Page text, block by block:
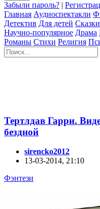
Забыли пароль? |
Главная Аудиоспектакли
Детектив Для детей Сказки
Научно-популярное Драма
Романы Стихи Религия
Тертлдав Гарри.
бездной
sirencko2012
13-03-2014, 21:10
Фэнтези